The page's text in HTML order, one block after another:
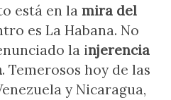
está en la mira del
es La Habana. No
la injerencia
. Temerosos hoy de las
y Nicaragua,